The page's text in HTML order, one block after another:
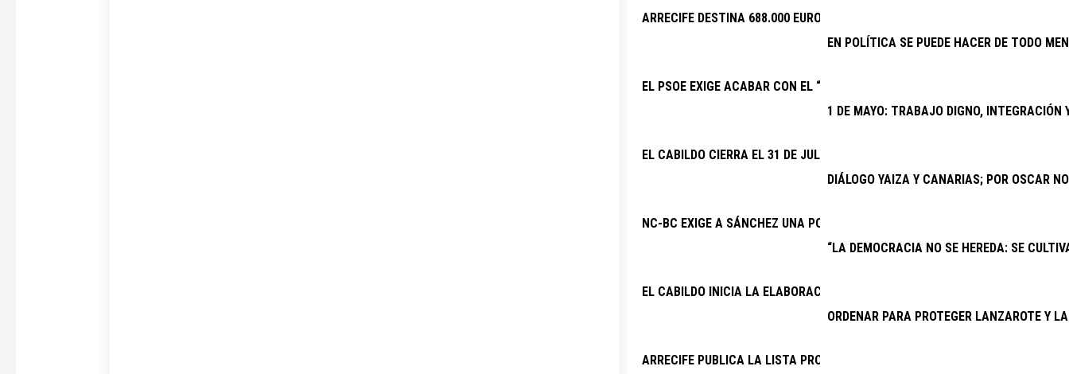
ARRECIFE DESTINA 688.000 EUROS A EVENTOS DEPORTIVOS DE INTERÉS
EL PSOE EXIGE ACABAR CON EL “SECUESTRO” DE LA NUEVA PARADA
EL CABILDO CIERRA EL 31 DE JULIO EL PLAZO PARA QUE CLUBES Y
NC-BC EXIGE A SÁNCHEZ UNA POSICIÓN FIRME SOBRE EL SÁHARA
EL CABILDO INICIA LA ELABORACIÓN DEL PRESUPUESTO GENERAL DE 2027
ARRECIFE PUBLICA LA LISTA PROVISIONAL DE ADMITIDOS PARA CUATRO
EN POLÍTICA SE PUEDE HACER DE TODO
1 DE MAYO: TRABAJO DIGNO, INTEGRACIÓN
DIÁLOGO YAIZA Y CANARIAS; POR OSCAR
“LA DEMOCRACIA NO SE HEREDA: SE
ORDENAR PARA PROTEGER LANZAROTE Y